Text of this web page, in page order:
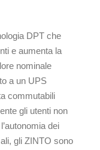
DPT che
e aumenta la
nominale
a un UPS
commutabili
gli utenti non
dei
gli ZINTO sono